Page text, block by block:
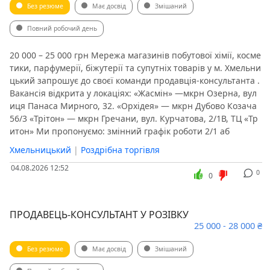
Без резюме Має досвід Змішаний
Повний робочий день
20 000 – 25 000 грн Мережа магазинів побутової хімії, косме
тики, парфумерії, біжутерії та супутніх товарів у м. Хмельни
цький запрошує до своєї команди продавція-консультанта .
Вакансія відкрита у локаціях: «Жасмін» —мкрн Озерна, вул
иця Панаса Мирного, 32. «Орхідея» — мкрн Дубово Козача
56/3 «Трітон» — мкрн Гречани, вул. Курчатова, 2/1В, ТЦ «Тр
итон» Ми пропонуємо: змінний графік роботи 2/1 аб
Хмельницький | Роздрібна торгівля
04.08.2026 12:52 0
0
ПРОДАВЕЦЬ-КОНСУЛЬТАНТ У РОЗІВКУ
25 000 - 28 000 ₴
Без резюме Має досвід Змішаний